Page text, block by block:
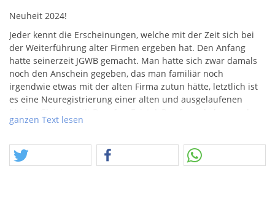
Neuheit 2024!
Jeder kennt die Erscheinungen, welche mit der Zeit sich bei
der Weiterführung alter Firmen ergeben hat. Den Anfang
hatte seinerzeit JGWB gemacht. Man hatte sich zwar damals
noch den Anschein gegeben, das man familiär noch
irgendwie etwas mit der alten Firma zutun hätte, letztlich ist
es eine Neuregistrierung einer alten und ausgelaufenen
Marke. Gleiches gilt Depyfag, Feistel, Pyrofa und eben auch
Pfau!
Was die Firma mit der Marke vor hat, ist unbekannt, das
Produkt der Knallkorken haben wir mehr zufällig gefunden,
wir waren halt auf der Suche nach aktuellen Knallkorken,
ganzen Text lesen